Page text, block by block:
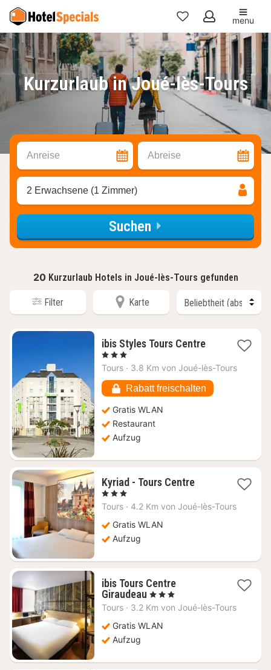
Meine
Favoriten
menu
Kurzurlaub in Joué-lès-Tours
Anreise Abreise
2 Erwachsene (1 Zimmer)
Suchen
20 Kurzurlaub Hotels in Joué-lès-Tours gefunden
Filter Karte
ibis Styles Tours Centre1
ab
€
, 3 Sterne
Tours · 3.8 Km von Joué-lès-Tours
Rabatt freischalten
Gratis WLAN
Restaurant
Aufzug
Kyriad - Tours Centre1
ab
, 3 Sterne
Tours · 4.2 Km von Joué-lès-Tours
Gratis WLAN
Aufzug
ibis Tours Centre
Giraudeau 1
Nacht
85,72
, 3 Sterne
Tours · 3.2 Km von Joué-lès-Tours
Gratis WLAN
Aufzug